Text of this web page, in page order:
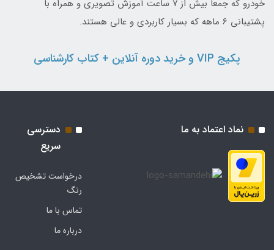
خودرو که جمعا بیش از ۷ ساعت آموزش تصویری و همراه با
پشتیبانی 6 ماهه که بسیار کاربردی و عالی هستند.
پکیج VIP و خرید دوره آنلاین + کتاب کارشناسی
نماد اعتماد به ما
دسترسی
سریع
درخواست تشخیص
رنگ
تماس با ما
درباره ما